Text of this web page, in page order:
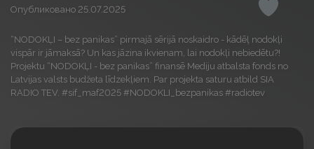
Опубликовано 25.07.2025
“NODOKĻI – bez panikas” pirmajā sērijā noskaidro - kādēļ nodokļi
vispār ir jāmaksā? Un kas jāzina ikvienam, lai nodokļi nebiedētu?!
Projektu “NODOKĻI - bez panikas” finansē Mediju atbalsta fonds no
Latvijas valsts budžeta līdzekļiem. Par projekta saturu atbild SIA
RADIO TEV. #sif_maf2025 #NODOKLI_bezpanikas #radiotev